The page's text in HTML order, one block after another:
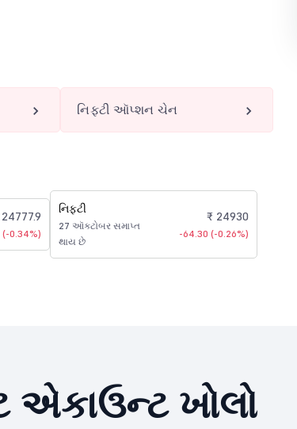
નિફ્ટી ઑપ્શન ચેન
(-0.34%)
નિફ્ટી
27 ઑક્ટોબર સમાપ્ત
થાય છે
₹ 24930
-64.30 (-0.26%)
એકાઉન્ટ ખોલો